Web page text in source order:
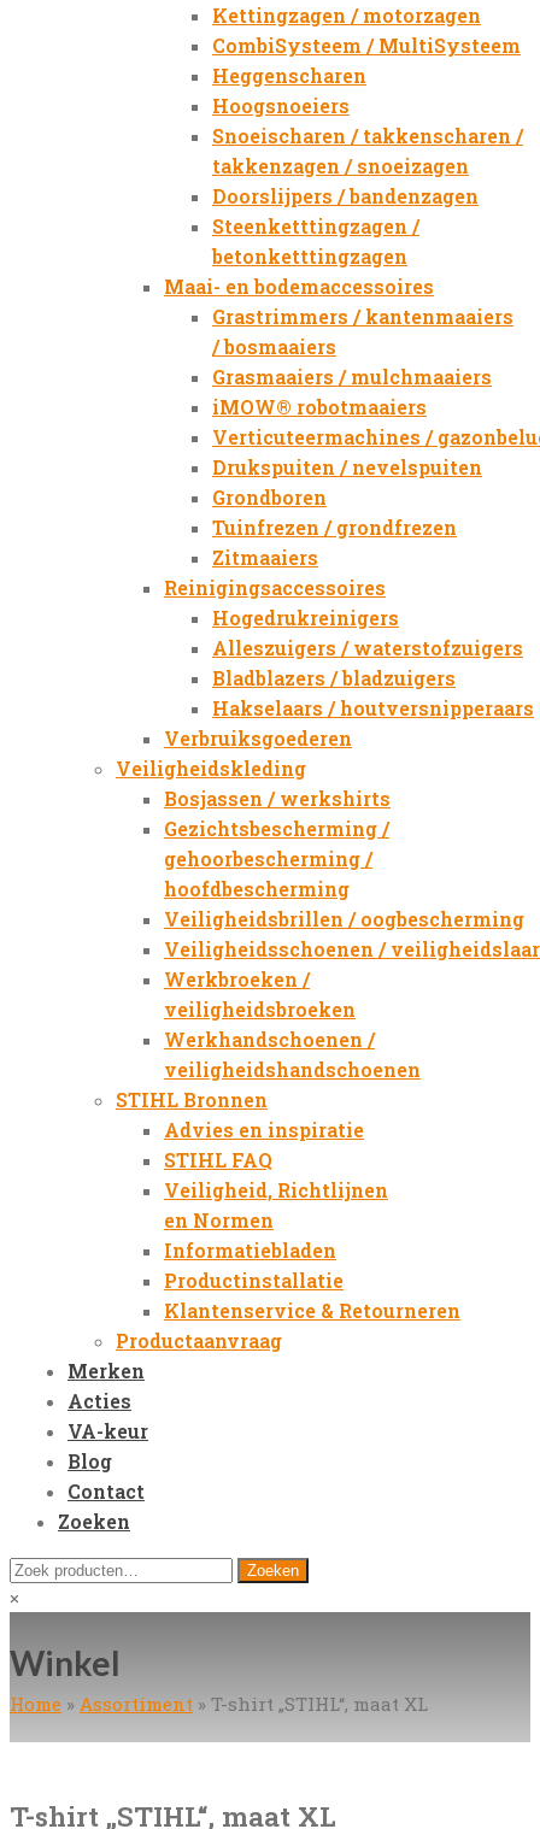
Kettingzagen / motorzagen
CombiSysteem / MultiSysteem
Heggenscharen
Hoogsnoeiers
Snoeischaren / takkenscharen /
takkenzagen / snoeizagen
Doorslijpers / bandenzagen
Steenketttingzagen /
betonketttingzagen
Maai- en bodemaccessoires
Grastrimmers / kantenmaaiers
/ bosmaaiers
Grasmaaiers / mulchmaaiers
iMOW® robotmaaiers
Verticuteermachines /
Drukspuiten / nevelspuiten
Grondboren
Tuinfrezen / grondfrezen
Zitmaaiers
Reinigingsaccessoires
Hogedrukreinigers
Alleszuigers / waterstofzuigers
Bladblazers / bladzuigers
Hakselaars / houtversnipperaars
Verbruiksgoederen
Veiligheidskleding
Bosjassen / werkshirts
Gezichtsbescherming /
gehoorbescherming /
hoofdbescherming
Veiligheidsbrillen / oogbescherming
Veiligheidsschoenen /
Werkbroeken /
veiligheidsbroeken
Werkhandschoenen /
veiligheidshandschoenen
STIHL Bronnen
Advies en inspiratie
STIHL FAQ
Veiligheid, Richtlijnen
en Normen
Informatiebladen
Productinstallatie
Klantenservice & Retourneren
Productaanvraag
Merken
Acties
VA-keur
Blog
Contact
Zoeken
Open
Mobile
Zoeken
naar:
Zoeken
×
Winkel
Home » Assortiment » T-shirt „STIHL“, maat XL
T-shirt „STIHL“, maat XL